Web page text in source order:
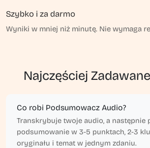
Szybko i za darmo
Wyniki w mniej niż minutę. Nie wymaga
Najczęściej
Co robi Podsumowacz Audio?
Transkrybuje twoje audio, a następnie
podsumowanie w 3-5 punktach, 2-3
oryginału i temat w jednym zdaniu.